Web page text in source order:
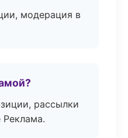
модерация в
рассылки